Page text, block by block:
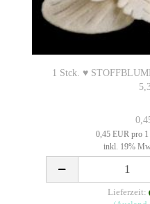
1 Stck. ♥
0,45 EUR pro
inkl. 19%
Lieferzeit: